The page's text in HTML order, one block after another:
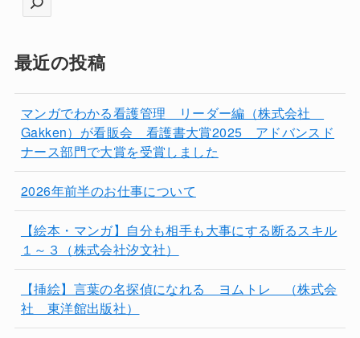
最近の投稿
マンガでわかる看護管理 リーダー編（株式会社
Gakken）が看販会 看護書大賞2025 アドバンスド
ナース部門で大賞を受賞しました
2026年前半のお仕事について
【絵本・マンガ】自分も相手も大事にする断るスキル
１～３（株式会社汐文社）
【挿絵】言葉の名探偵になれる ヨムトレ （株式会
社 東洋館出版社）